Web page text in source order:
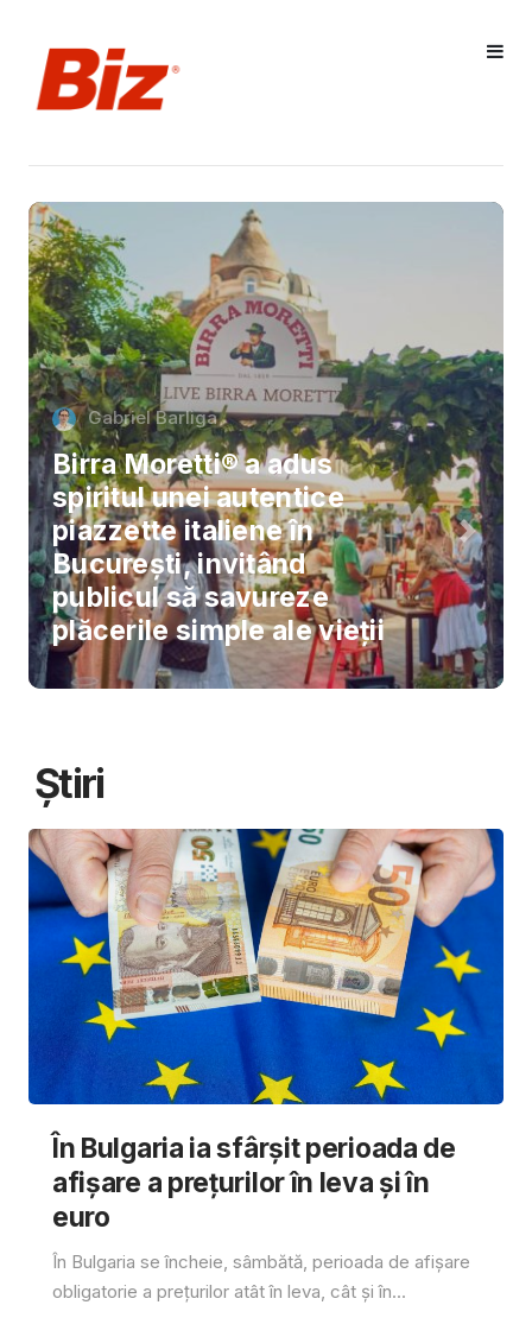
Gabriel Barliga
Birra Moretti® a adus
spiritul unei autentice
piazzette italiene în
București, invitând
publicul să savureze
plăcerile simple ale vieții
Știri
În Bulgaria ia sfârşit perioada de
afișare a prețurilor în ​​leva și în
euro
În Bulgaria se încheie, sâmbătă, perioada de afișare
obligatorie a prețurilor atât în ​​leva, cât și în...